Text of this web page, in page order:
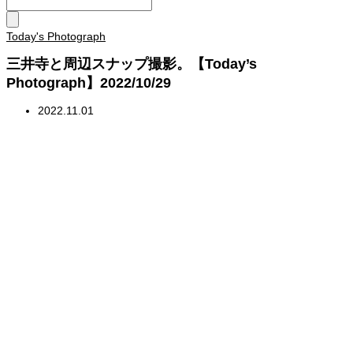
Today's Photograph
三井寺と周辺スナップ撮影。【Today’s
Photograph】2022/10/29
2022.11.01